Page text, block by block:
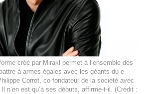
créé par Mirakl permet à l’ensemble des
à armes égales avec les géants du e-
Corrot, co-fondateur de la société avec
n’en est qu’à ses débuts, affirme-t-il. (Crédit :